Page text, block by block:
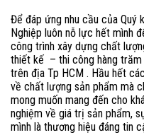
Để đáp ứng nhu cầu của Quý
Nghiệp luôn nỗ lực hết mình
công trình xây dựng chất
thiết kế – thi công hàng trăm
trên địa Tp HCM . Hầu hết
về chất lượng sản phẩm mà
mong muốn mang đến cho
nghiệm về giá trị sản phẩm,
mình là thương hiệu đáng tin